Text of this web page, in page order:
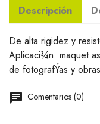
Descripción
De alta rigidez y
Aplicaci¾n: maquet
de fotografÝas y
Comentarios (0)